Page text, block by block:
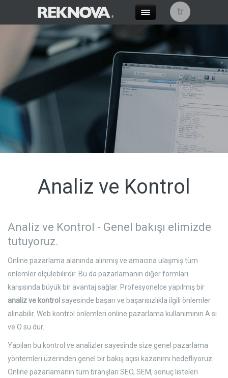
tr
Analiz ve Kontrol
Analiz ve Kontrol - Genel bakışı elimizde
tutuyoruz.
Online pazarlama alanında alınmış ve amacına ulaşmış tüm
önlemler ölçülebilirdir. Bu da pazarlamanın diğer formları
karşısında büyük bir avantaj sağlar. Profesyonelce yapılmış bir
analiz ve kontrol sayesinde başarı ve başarısızlıkla ilgili önlemler
alınabilir. Web kontrol önlemleri online pazarlama kullanımının A sı
ve O su dur.
Yapılan bu kontrol ve analizler sayesinde size genel pazarlama
yöntemleri üzerinden genel bir bakış açısı kazanımı hedefliyoruz.
Online pazarlamanın tüm branşları SEO, SEM, sonuç listeleri